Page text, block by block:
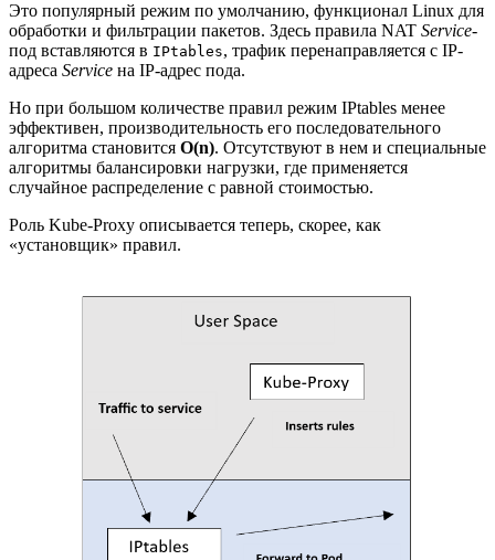
Это популярный режим по умолчанию, функционал Linux для
обработки и фильтрации пакетов. Здесь правила NAT Service-
под вставляются в IPtables, трафик перенаправляется с IP-
адреса Service на IP-адрес пода.
Но при большом количестве правил режим IPtables менее
эффективен, производительность его последовательного
алгоритма становится O(n). Отсутствуют в нем и специальные
алгоритмы балансировки нагрузки, где применяется
случайное распределение с равной стоимостью.
Роль Kube-Proxy описывается теперь, скорее, как
«установщик» правил.